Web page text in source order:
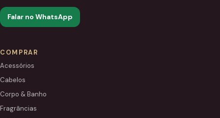
Falar no WhatsApp
COMPRAR
Acessórios
Cabelos
Corpo & Banho
Fragrâncias